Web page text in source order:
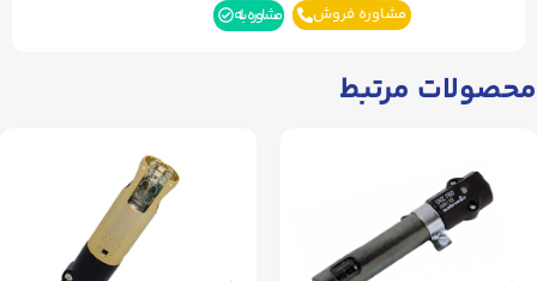
مشاوره فروش مشاوره بله
محصولات مرتبط